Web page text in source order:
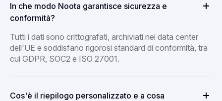
In che modo Noota garantisce sicurezza e
conformità?
Tutti i dati sono crittografati, archiviati nei data center
dell'UE e soddisfano rigorosi standard di conformità, tra
cui GDPR, SOC2 e ISO 27001.
Cos'è il riepilogo personalizzato e a cosa